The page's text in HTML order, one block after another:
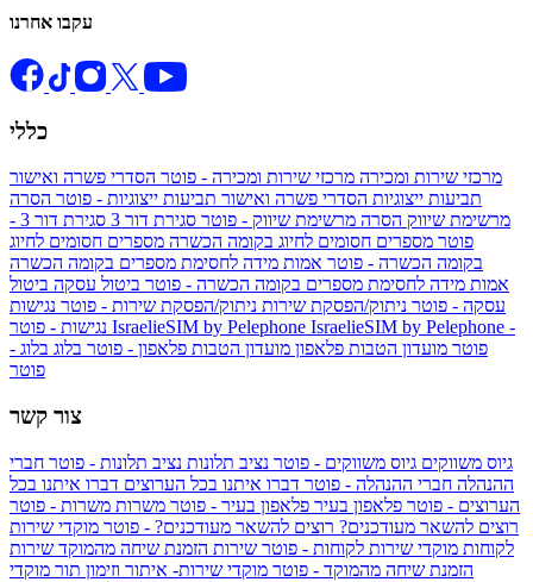
עקבו אחרנו
כללי
מרכזי שירות ומכירה מרכזי שירות ומכירה - פוטר הסדרי פשרה ואישור
תביעות ייצוגיות הסדרי פשרה ואישור תביעות ייצוגיות - פוטר הסרה
מרשימת שיווק הסרה מרשימת שיווק - פוטר סגירת דור 3
סגירת דור 3 -
פוטר מספרים חסומים לחיוג בקומה הכשרה מספרים חסומים לחיוג
בקומה הכשרה - פוטר אמות מידה לחסימת מספרים בקומה הכשרה
אמות מידה לחסימת מספרים בקומה הכשרה - פוטר ביטול עסקה ביטול
עסקה - פוטר ניתוק/הפסקת שירות ניתוק/הפסקת שירות - פוטר נגישות
IsraelieSIM by Pelephone IsraelieSIM by Pelephone -
פוטר מועדון הטבות פלאפון מועדון הטבות פלאפון - פוטר בלוג בלוג -
פוטר
צור קשר
גיוס משווקים גיוס משווקים - פוטר נציב תלונות נציב תלונות - פוטר חברי
ההנהלה חברי ההנהלה - פוטר דברו איתנו בכל הערוצים דברו איתנו בכל
הערוצים - פוטר פלאפון בעיר פלאפון בעיר - פוטר משרות משרות - פוטר
רוצים להשאר מעודכנים? רוצים להשאר מעודכנים? - פוטר מוקדי שירות
לקוחות מוקדי שירות לקוחות - פוטר שירות הזמנת שיחה מהמוקד שירות
הזמנת שיחה מהמוקד - פוטר מוקדי שירות- איתור וזימון תור מוקדי